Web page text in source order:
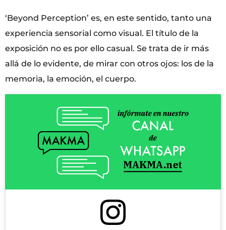
‘Beyond Perception’ es, en este sentido, tanto una
experiencia sensorial como visual. El título de la
exposición no es por ello casual. Se trata de ir más
allá de lo evidente, de mirar con otros ojos: los de la
memoria, la emoción, el cuerpo.